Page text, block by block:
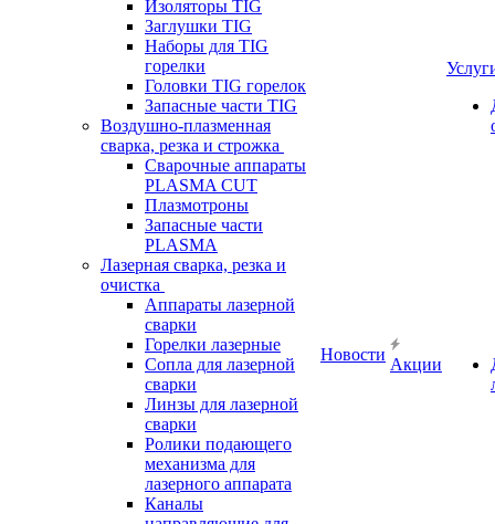
Изоляторы TIG
Заглушки TIG
Наборы для TIG
горелки
Головки TIG горелок
Запасные части TIG
Воздушно-плазменная
сварка, резка и строжка
Сварочные аппараты
PLASMA CUT
Плазмотроны
Запасные части
PLASMA
Лазерная сварка, резка и
очистка
Аппараты лазерной
сварки
Горелки лазерные
Сопла для лазерной
сварки
Линзы для лазерной
сварки
Ролики подающего
механизма для
лазерного аппарата
Каналы
Новости
Акции